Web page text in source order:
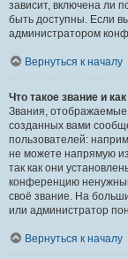
зависит, включена ли
быть доступны. Если
администратором
Вернуться к началу
Что такое звание и
Звания,
созданных вами
пользователей:
не можете напрямую
так как они
конференцию
своё звание. На
или администратор
Вернуться к началу